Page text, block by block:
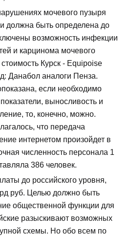
мочевого пузыря
должна быть определена до
возможность инфекции
и карцинома мочевого
Курск - Equipoise
Данабол аналоги Пенза.
если необходимо
выносливость и
то, конечно, можно.
что передача
интернетом произойдет в
численность персонала 1
386 человек.
до российского уровня,
руб. Целью должно быть
общественной функции для
разыскивают возможных
схемы. Но обо всем по